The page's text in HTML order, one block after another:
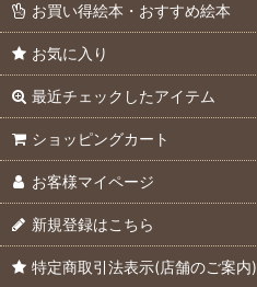
お買い得絵本・おすすめ絵本
お気に入り
最近チェックしたアイテム
ショッピングカート
お客様マイページ
新規登録はこちら
特定商取引法表示(店舗のご案内)